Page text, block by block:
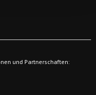
und Partnerschaften: